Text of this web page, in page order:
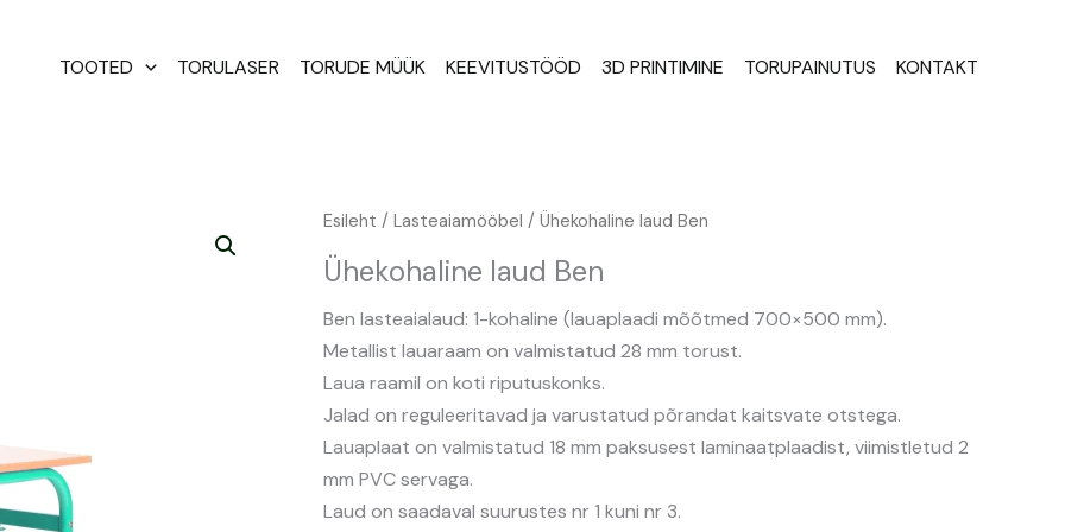
TOOTED TORULASER TORUDE MÜÜK KEEVITUSTÖÖD 3D PRINTIMINE TORUPAINUTUS KONTAKT
Esileht / Lasteaiamööbel / Ühekohaline laud Ben
Ühekohaline laud Ben
Ben lasteaialaud: 1-kohaline (lauaplaadi mõõtmed 700×500 mm).
Metallist lauaraam on valmistatud 28 mm torust.
Laua raamil on koti riputuskonks.
Jalad on reguleeritavad ja varustatud põrandat kaitsvate otstega.
Lauaplaat on valmistatud 18 mm paksusest laminaatplaadist, viimistletud 2
mm PVC servaga.
Laud on saadaval suurustes nr 1 kuni nr 3.
Ühekohaline
laud
Ben
kogus